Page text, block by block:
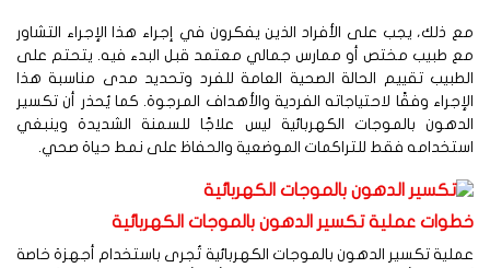
ذلك، يجب على الأفراد الذين يفكرون في إجراء هذا الإجراء التشاور
طبيب مختص أو ممارس جمالي معتمد قبل البدء فيه. يتحتم على
تقييم الحالة الصحية العامة للفرد وتحديد مدى مناسبة هذا
وفقًا لاحتياجاته الفردية والأهداف المرجوة. كما يُحذر أن تكسير
بالموجات الكهربائية ليس علاجًا للسمنة الشديدة وينبغي
فقط للتراكمات الموضعية والحفاظ على نمط حياة صحي.
عملية تكسير الدهون بالموجات الكهربائية
تكسير الدهون بالموجات الكهربائية تُجرى باستخدام أجهزة خاصة